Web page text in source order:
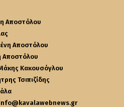
Αποστόλου
Αποστόλου
Αποστόλου
Κακουσόγλου
Τσιπιζίδης